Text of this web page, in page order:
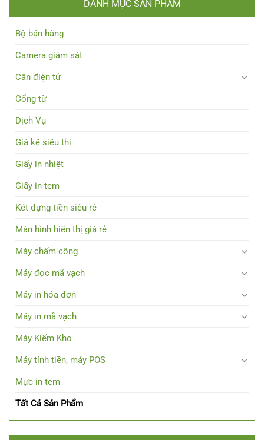
DANH MỤC SẢN PHẨM
Bộ bán hàng
Camera giám sát
Cân điện tử
Cổng từ
Dịch Vụ
Giá kệ siêu thị
Giấy in nhiệt
Giấy in tem
Két đựng tiền siêu rẻ
Màn hình hiển thị giá rẻ
Máy chấm công
Máy đọc mã vạch
Máy in hóa đơn
Máy in mã vạch
Máy Kiểm Kho
Máy tính tiền, máy POS
Mực in tem
Tất Cả Sản Phẩm